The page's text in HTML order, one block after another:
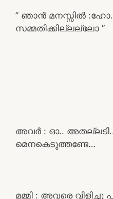
” ഞാൻ മനസ്സിൽ :ഹോ..
സമ്മതിക്കില്ലല്ലോ ”
അവർ : ഓ..
മെനകെടുത്തണ്ടേ…
മമ്മി : അവരെ